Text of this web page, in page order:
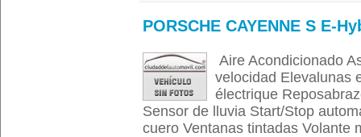
PORSCHE CAYENNE S E-
Aire Acondicionado
velocidad Elevalunas
électrique
Sensor de lluvia Start/Stop
cuero Ventanas tintadas Volante